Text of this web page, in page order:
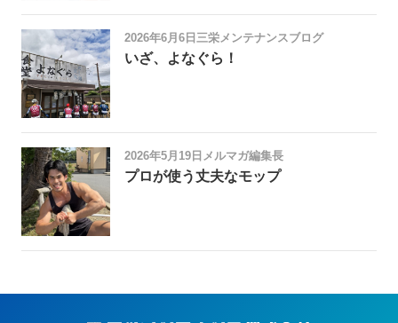
2026年6月6日 三栄メンテナンスブログ
いざ、よなぐら！
2026年5月19日 メルマガ編集長
プロが使う丈夫なモップ